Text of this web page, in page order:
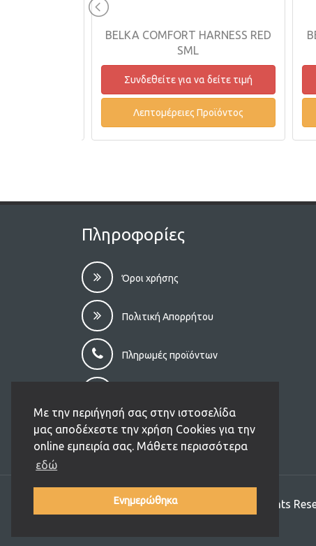
Με την περιήγησή σας στην ιστοσελίδα
μας αποδέχεστε την χρήση Cookies για την
online εμπειρία σας. Μάθετε περισσότερα
εδώ
Ενημερώθηκα
BELKA COMFORT HARNESS RED
SML
Συνδεθείτε για να δείτε τιμή
Λεπτομέρειες Προϊόντος
Πληροφορίες
Όροι χρήσης
Πολιτική Απορρήτου
Πληρωμές προϊόντων
Επιστροφές – Aκυρώσεις
Copyright (C) 2026 Ikarospet.gr. All Rights